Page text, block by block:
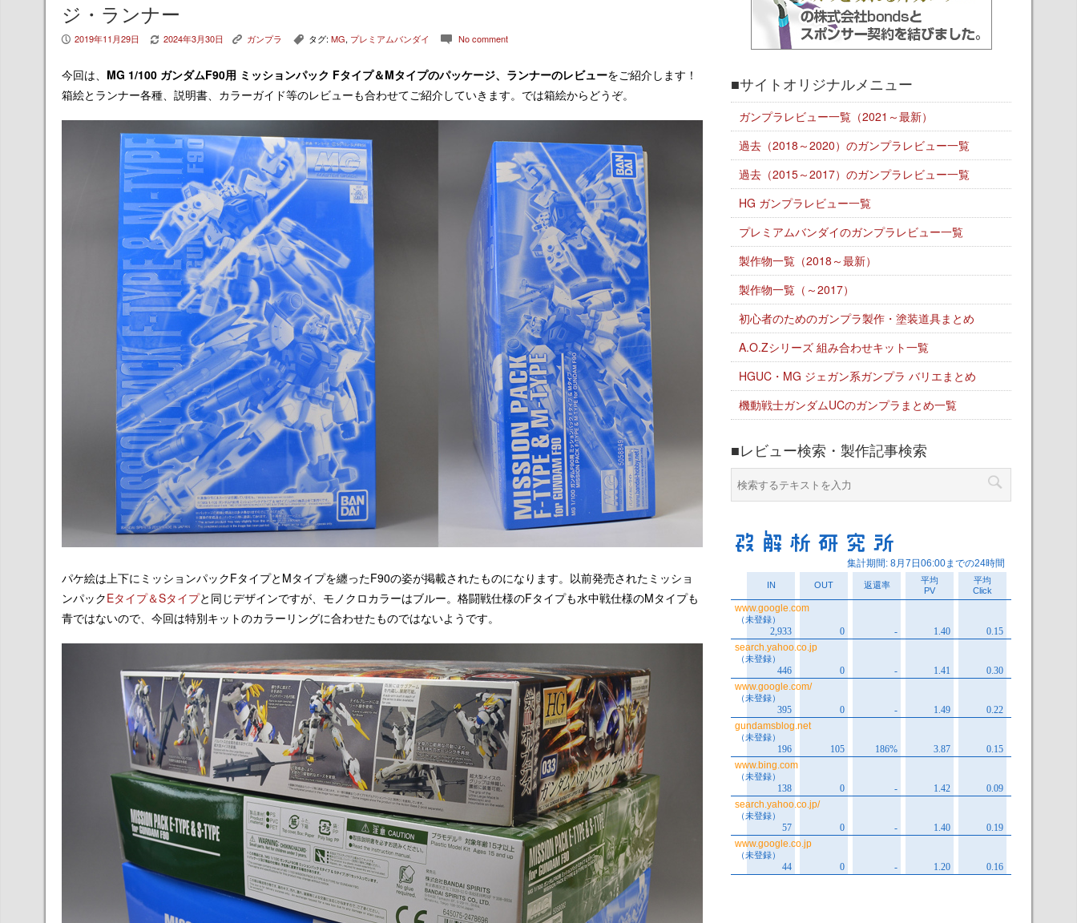
ジ・ランナー
P 2019年11月29日 V 2024年3月30日 K ガンプラ , タグ: MG, プレミアムバンダイ c No comment
今回は、 MG 1/100 ガンダムF90用 ミッションパック Fタイプ＆Mタイプのパッケージ、ランナーのレビューをご紹介します！
箱絵とランナー各種、説明書、カラーガイド等のレビューも合わせてご紹介していきます。では箱絵からどうぞ。
パケ絵は上下にミッションパックFタイプとMタイプを纏ったF90の姿が掲載されたものになります。以前発売されたミッショ
ンパックEタイプ＆Sタイプと同じデザインですが、モノクロカラーはブルー。格闘戦仕様のFタイプも水中戦仕様のMタイプも
青ではないので、今回は特別キットのカラーリングに合わせたものではないようです。
■サイトオリジナルメニュー
ガンプラレビュー一覧（2021～最新）
過去（2018～2020）のガンプラレビュー一覧
過去（2015～2017）のガンプラレビュー一覧
HG ガンプラレビュー一覧
プレミアムバンダイのガンプラレビュー一覧
製作物一覧（2018～最新）
製作物一覧（～2017）
初心者のためのガンプラ製作・塗装道具まとめ
A.O.Zシリーズ 組み合わせキット一覧
HGUC・MG ジェガン系ガンプラ バリエまとめ
機動戦士ガンダムUCのガンプラまとめ一覧
■レビュー検索・製作記事検索